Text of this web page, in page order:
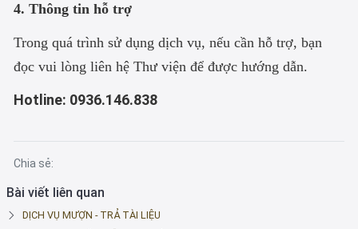
4. Thông tin hỗ trợ
Trong quá trình sử dụng dịch vụ, nếu cần hỗ trợ, bạn
đọc vui lòng liên hệ Thư viện để được hướng dẫn.
Hotline: 0936.146.838
Chia sẻ:
Bài viết liên quan
DỊCH VỤ MƯỢN - TRẢ TÀI LIỆU